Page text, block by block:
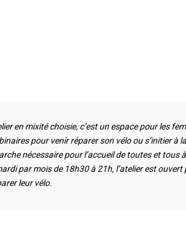
en mixité choisie, c’est un espace pour les
pour venir réparer son vélo ou s’initier à
nécessaire pour l’accueil de toutes et tous à
par mois de 18h30 à 21h, l’atelier est
leur vélo.